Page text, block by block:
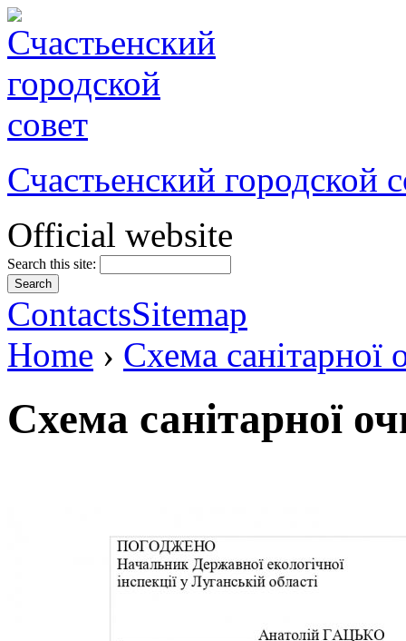
Счастьенский городской
Official website
Search this site:
ContactsSitemap
Home › Схема санітарної
Схема санітарної